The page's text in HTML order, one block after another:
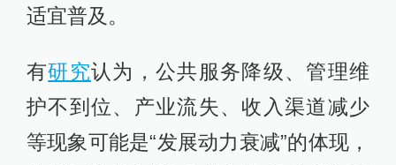
适宜普及。
有研究认为，公共服务降级、管理维
护不到位、产业流失、收入渠道减少
等现象可能是“发展动力衰减”的体现，